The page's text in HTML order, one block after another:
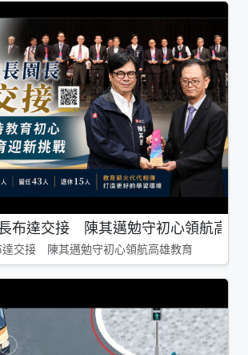
布達交接 陳其邁勉守初心領航高雄
達交接 陳其邁勉守初心領航高雄教育